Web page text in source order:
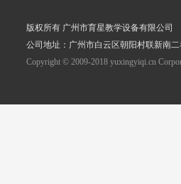
版权所有 广州市育星教学设备有限公司
公司地址：广州市白云区朝阳村联新南二
Copyright © 2009-2018 yuxingyiqi.cn